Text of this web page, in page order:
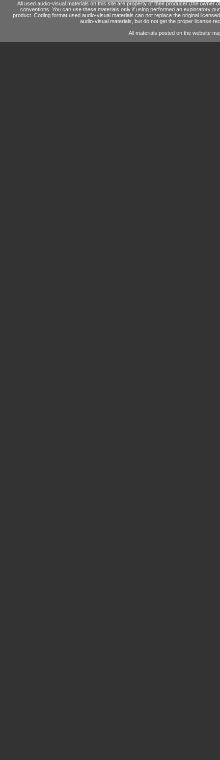
All used audio-visual materials on this site are property of their producer (the owner
conventions. You can use these materials only if using performed an exploratory
product. Coding format used audio-visual materials can not replace the original
audio-visual materials, but do not get the proper license
All materials posted on the website